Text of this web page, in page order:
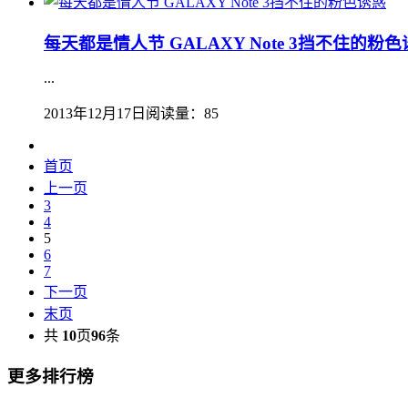
每天都是情人节 GALAXY Note 3挡不住的粉色
...
2013年12月17日 阅读量：85
首页
上一页
3
4
5
6
7
下一页
末页
共 10页96条
更多排行榜